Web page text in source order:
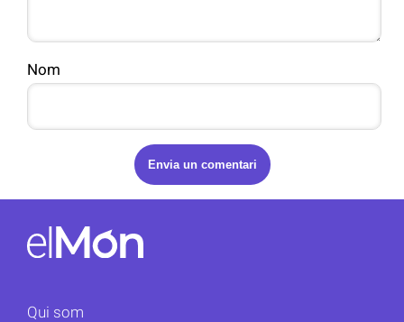
Nom
Qui som